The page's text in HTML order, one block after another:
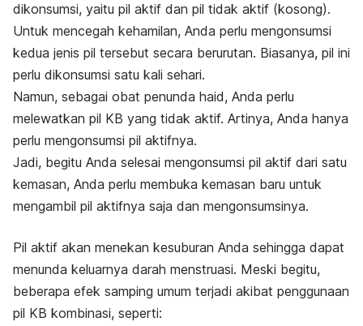
dikonsumsi, yaitu pil aktif dan pil tidak aktif (kosong).
Untuk mencegah kehamilan, Anda perlu mengonsumsi
kedua jenis pil tersebut secara berurutan. Biasanya, pil ini
perlu dikonsumsi satu kali sehari.
Namun, sebagai obat penunda haid, Anda perlu
melewatkan pil KB yang tidak aktif. Artinya, Anda hanya
perlu mengonsumsi pil aktifnya.
Jadi, begitu Anda selesai mengonsumsi pil aktif dari satu
kemasan, Anda perlu membuka kemasan baru untuk
mengambil pil aktifnya saja dan mengonsumsinya.
Pil aktif akan menekan kesuburan Anda sehingga dapat
menunda keluarnya darah menstruasi. Meski begitu,
beberapa efek samping umum terjadi akibat penggunaan
pil KB kombinasi, seperti: